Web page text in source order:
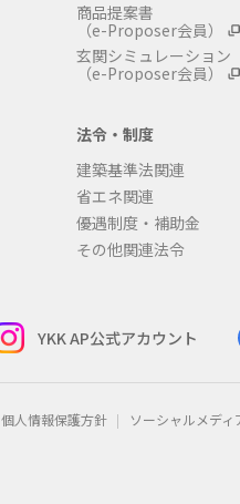
商品提案書
（e-Proposer会員）
玄関シミュレーション
（e-Proposer会員）
法令・制度
建築基準法関連
省エネ関連
優遇制度・補助金
その他関連法令
YKK AP公式アカウント
個人情報保護方針 ソーシャルメデ